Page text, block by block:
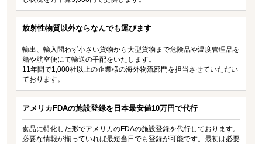
放射性物質以外ならなんでも運びます
輸出、輸入問わず小さい貨物から大型貨物まで危険品や温度管理品を
船や航空便にて輸送の手配をいたします。
11年間で1,000社以上の企業様の海外物流部門を担当させていただい
ております。
アメリカFDAの施設登録を日本最安値10万円で代行
食品に特化した形でアメリカのFDAの施設登録を代行しております。
必要な情報が揃っていれば最短当日でも登録が可能です。最初は必要